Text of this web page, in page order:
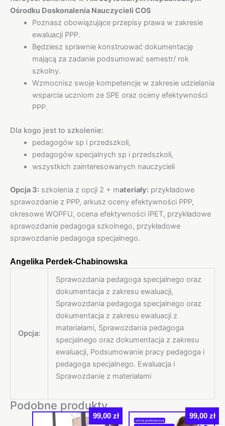
Ośrodku Doskonalenia Nauczycieli COS
Poznasz obowiązujące przepisy prawa w zakresie
ewaluacji PPP.
Będziesz sprawnie konstruować dokumentację
mającą za zadanie podsumować semestr/ rok
szkolny.
Wzmocnisz swoje kompetencje w zakresie udzielania
wsparcia uczniom ze SPE oraz oceny efektywności
PPP.
Dla kogo jest to szkolenie:
pedagogów sp i przedszkoli,
pedagogów specjalnych sp i przedszkoli,
wszystkich zainteresowanych nauczycieli
Opcja 3: szkolenia z opcji 2 + materiały: przykładowe
sprawozdanie z PPP, arkusz oceny efektywności PPP,
okresowe WOPFU, ocena efektywności IPET, przykładowe
sprawozdanie pedagoga szkolnego, przykładowe
sprawozdanie pedagoga specjalnego.
Angelika Perdek-Chabinowska
Opcja:
Sprawozdania pedagoga specjalnego oraz
dokumentacja z zakresu ewaluacji,
Sprawozdania pedagoga specjalnego oraz
dokumentacja z zakresu ewaluacji z
materiałami, Sprawozdania pedagoga
specjalnego oraz dokumentacja z zakresu
ewaluacji, Podsumowanie pracy pedagoga i
pedagoga specjalnego. Ewaluacja i
Sprawozdanie z materiałami
Podobne produkty
99,00 zł 99,00 zł